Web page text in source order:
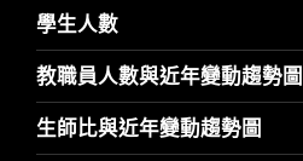
學生人數
教職員人數與近年變動趨勢圖
生師比與近年變動趨勢圖